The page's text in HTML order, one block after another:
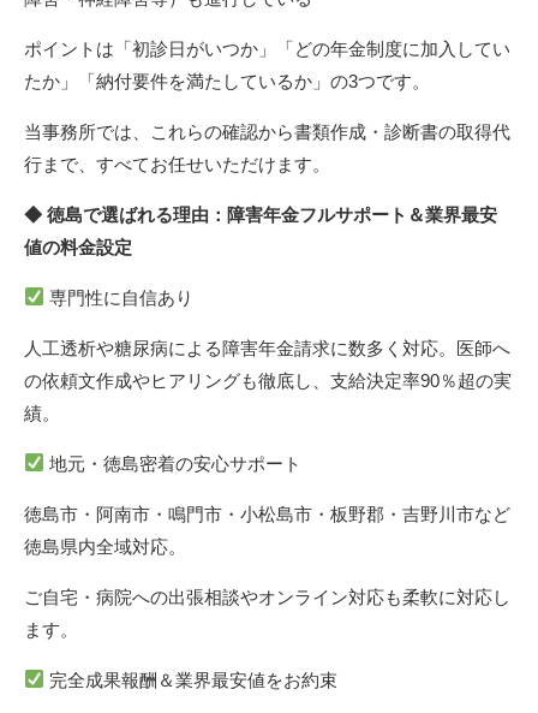
ポイントは「初診日がいつか」「どの年金制度に加入してい
たか」「納付要件を満たしているか」の3つです。
当事務所では、これらの確認から書類作成・診断書の取得代
行まで、すべてお任せいただけます。
◆ 徳島で選ばれる理由：障害年金フルサポート＆業界最安
値の料金設定
専門性に自信あり
人工透析や糖尿病による障害年金請求に数多く対応。医師へ
の依頼文作成やヒアリングも徹底し、支給決定率90％超の実
績。
地元・徳島密着の安心サポート
徳島市・阿南市・鳴門市・小松島市・板野郡・吉野川市など
徳島県内全域対応。
ご自宅・病院への出張相談やオンライン対応も柔軟に対応し
ます。
完全成果報酬＆業界最安値をお約束